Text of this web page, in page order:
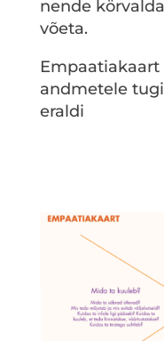
nende
võeta.
andmetele
eraldi